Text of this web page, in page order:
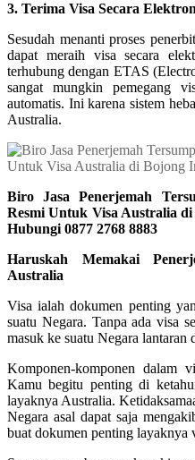
3. Terima Visa Secara
Sesudah menanti proses
dapat meraih visa secara
terhubung dengan ETAS
sangat mungkin pemegang
automatis. Ini karena sistem
Australia.
Biro Jasa Penerjemah
Resmi Untuk Visa Australia
Hubungi 0877 2768 8883
Haruskah Memakai
Australia
Visa ialah dokumen penting
suatu Negara. Tanpa ada visa
masuk ke suatu Negara lantaran
Komponen-komponen dalam
Kamu begitu penting di
layaknya Australia.
Negara asal dapat saja
buat dokumen penting layaknya